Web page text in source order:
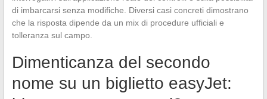
di imbarcarsi senza modifiche. Diversi casi concreti dimostrano
che la risposta dipende da un mix di procedure ufficiali e
tolleranza sul campo.
Dimenticanza del secondo
nome su un biglietto easyJet: